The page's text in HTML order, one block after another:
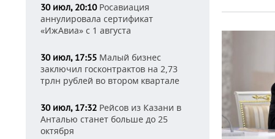
30 июл, 20:10Росавиация
аннулировала сертификат
«ИжАвиа» с 1 августа
30 июл, 17:55 Малый бизнес
заключил госконтрактов на 2,73
трлн рублей во втором квартале
30 июл, 17:32 Рейсов из Казани в
Анталью станет больше до 25
октября